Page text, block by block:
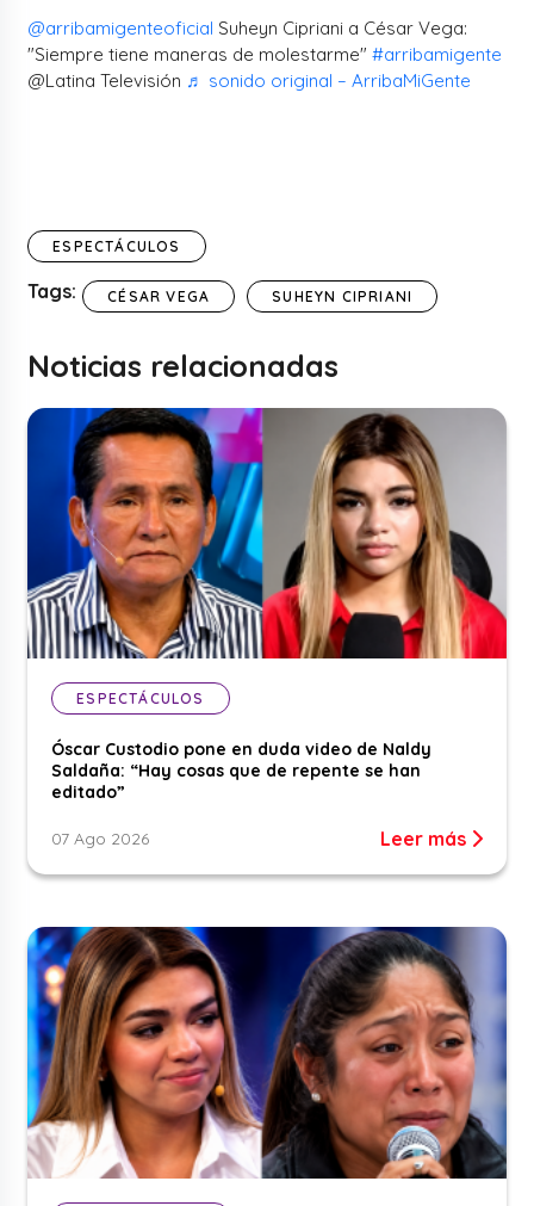
@arribamigenteoficial Suheyn Cipriani a César Vega:
"Siempre tiene maneras de molestarme"#arribamigente
@Latina Televisión ♬ sonido original – ArribaMiGente
ESPECTÁCULOS
Tags: CÉSAR VEGA SUHEYN CIPRIANI
Noticias relacionadas
ESPECTÁCULOS
Óscar Custodio pone en duda video de Naldy
Saldaña: “Hay cosas que de repente se han
editado”
07 Ago 2026 Leer más